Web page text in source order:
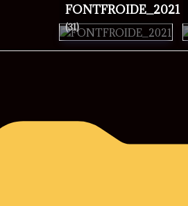
FONTFROIDE_2021
(31)